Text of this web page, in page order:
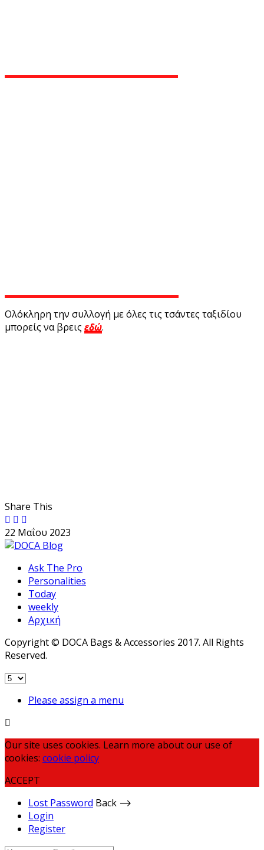
Ολόκληρη την συλλογή με όλες τις τσάντες ταξιδίου
μπορείς να βρεις εδώ.
Share This
22 Μαΐου 2023
Ask The Pro
Personalities
Today
weekly
Αρχική
Copyright © DOCA Bags & Accessories 2017. All Rights
Reserved.
Please assign a menu
Our site uses cookies. Learn more about our use of
cookies: cookie policy
ACCEPT
Lost Password Back ⟶
Login
Register